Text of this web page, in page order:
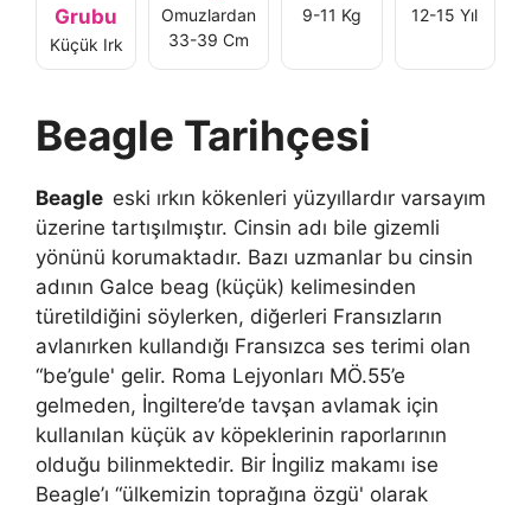
Grubu
Küçük Irk
Omuzlardan
33-39 Cm
9-11 Kg 12-15 Yıl
Beagle Tarihçesi
Beagle eski ırkın kökenleri yüzyıllardır varsayım
üzerine tartışılmıştır. Cinsin adı bile gizemli
yönünü korumaktadır. Bazı uzmanlar bu cinsin
adının Galce beag (küçük) kelimesinden
türetildiğini söylerken, diğerleri Fransızların
avlanırken kullandığı Fransızca ses terimi olan
“be’gule' gelir. Roma Lejyonları MÖ.55’e
gelmeden, İngiltere’de tavşan avlamak için
kullanılan küçük av köpeklerinin raporlarının
olduğu bilinmektedir. Bir İngiliz makamı ise
Beagle’ı “ülkemizin toprağına özgü' olarak